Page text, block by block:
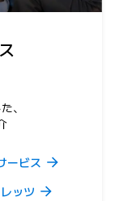
、
ービス
ッツ